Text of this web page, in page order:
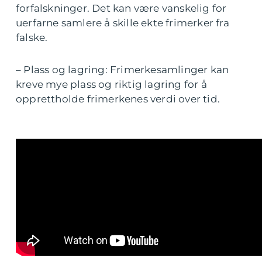
forfalskninger. Det kan være vanskelig for
uerfarne samlere å skille ekte frimerker fra
falske.
– Plass og lagring: Frimerkesamlinger kan
kreve mye plass og riktig lagring for å
opprettholde frimerkenes verdi over tid.